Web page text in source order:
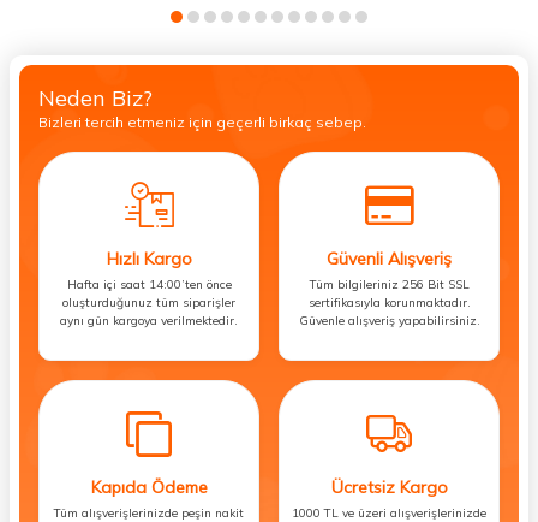
Neden Biz?
Bizleri tercih etmeniz için geçerli birkaç sebep.
Hızlı Kargo
Hafta içi saat 14:00’ten önce
oluşturduğunuz tüm siparişler
aynı gün kargoya verilmektedir.
Güvenli Alışveriş
Tüm bilgileriniz 256 Bit SSL
sertifikasıyla korunmaktadır.
Güvenle alışveriş yapabilirsiniz.
Kapıda Ödeme
Tüm alışverişlerinizde peşin nakit
Ücretsiz Kargo
1000 TL ve üzeri alışverişlerinizde